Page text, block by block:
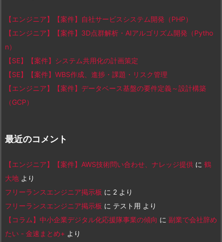
【エンジニア】【案件】自社サービスシステム開発（PHP）
【エンジニア】【案件】3D点群解析・AIアルゴリズム開発（Pytho
n）
【SE】【案件】システム共用化の計画策定
【SE】【案件】WBS作成、進捗・課題・リスク管理
【エンジニア】【案件】データベース基盤の要件定義～設計構築
（GCP）
最近のコメント
【エンジニア】【案件】AWS技術問い合わせ、ナレッジ提供 に 鶴
大地 より
フリーランスエンジニア掲示板 に 2 より
フリーランスエンジニア掲示板 に テスト用 より
【コラム】中小企業デジタル化応援隊事業の傾向 に 副業で会社辞め
たい - 金速まとめ+ より